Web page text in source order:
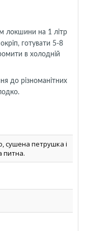
локшини на 1 літр
готувати 5-8
в холодній
до різноманітних
сушена петрушка і
питна.